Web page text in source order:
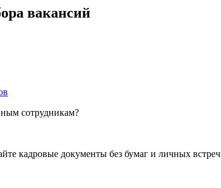
вакансий
сотрудникам?
кадровые документы без бумаг и личных встреч